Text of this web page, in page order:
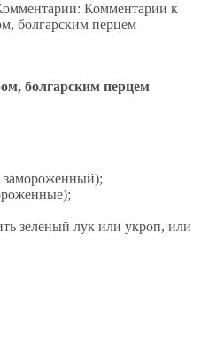
Комментарии к
болгарским перцем
замороженный);
зеленый лук или укроп, или